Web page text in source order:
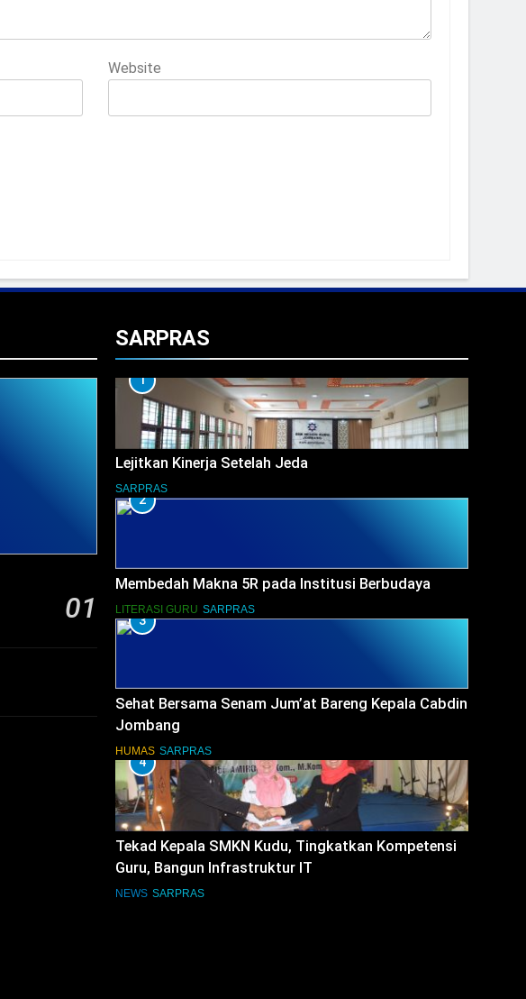
Website
01
SARPRAS
1
Lejitkan Kinerja Setelah Jeda
SARPRAS
2
Membedah Makna 5R pada Institusi Berbudaya
LITERASI GURU SARPRAS
3
Sehat Bersama Senam Jum’at Bareng Kepala Cabdin
Jombang
HUMAS SARPRAS
4
Tekad Kepala SMKN Kudu, Tingkatkan Kompetensi
Guru, Bangun Infrastruktur IT
NEWS SARPRAS